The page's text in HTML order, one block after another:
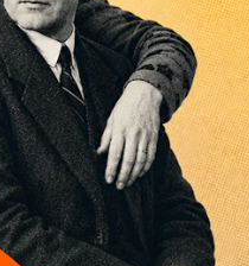
leicht gestiegen
dennoch ist